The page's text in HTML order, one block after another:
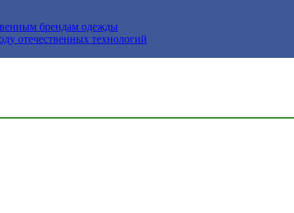
брендам одежды
отечественных технологий